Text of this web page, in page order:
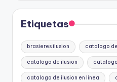
Etiquetas
brasieres ilusion catalogo
catalogo de ilusion catalogo
catalogo de ilusion en linea